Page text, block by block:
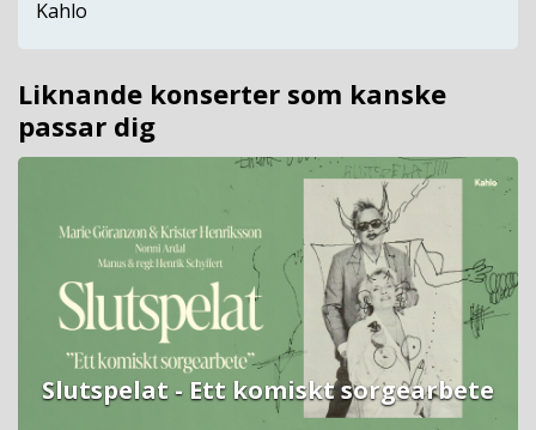
Kahlo
Liknande konserter som kanske
passar dig
Slutspelat - Ett komiskt sorgearbete